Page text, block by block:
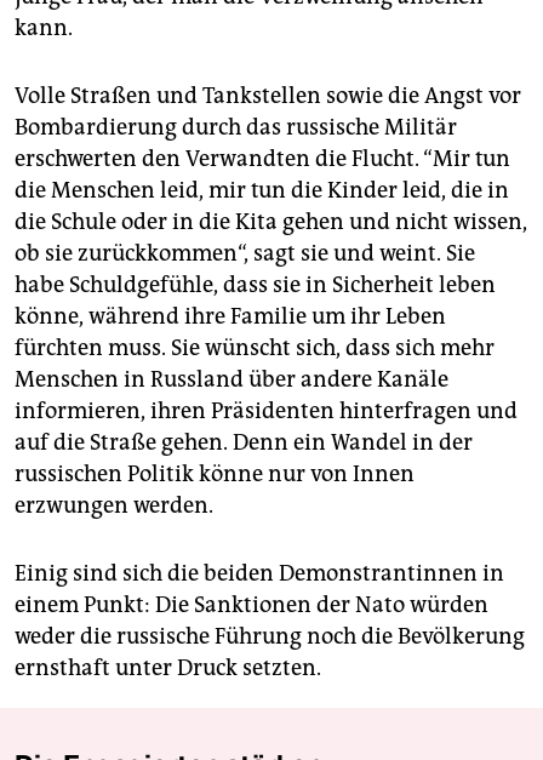
kann.
Volle Straßen und Tankstellen sowie die Angst vor
Bombardierung durch das russische Militär
erschwerten den Verwandten die Flucht. “Mir tun
die Menschen leid, mir tun die Kinder leid, die in
die Schule oder in die Kita gehen und nicht wissen,
ob sie zurückkommen“, sagt sie und weint. Sie
habe Schuldgefühle, dass sie in Sicherheit leben
könne, während ihre Familie um ihr Leben
fürchten muss. Sie wünscht sich, dass sich mehr
Menschen in Russland über andere Kanäle
informieren, ihren Präsidenten hinterfragen und
auf die Straße gehen. Denn ein Wandel in der
russischen Politik könne nur von Innen
erzwungen werden.
Einig sind sich die beiden Demonstrantinnen in
einem Punkt: Die Sanktionen der Nato würden
weder die russische Führung noch die Bevölkerung
ernsthaft unter Druck setzten.